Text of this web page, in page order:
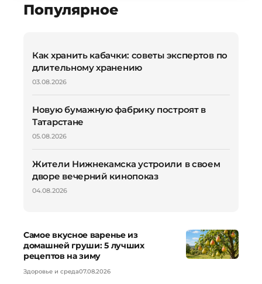
Популярное
Как хранить кабачки: советы экспертов по
длительному хранению
03.08.2026
Новую бумажную фабрику построят в
Татарстане
05.08.2026
Жители Нижнекамска устроили в своем
дворе вечерний кинопоказ
04.08.2026
Самое вкусное варенье из
домашней груши: 5 лучших
рецептов на зиму
Здоровье и среда07.08.2026